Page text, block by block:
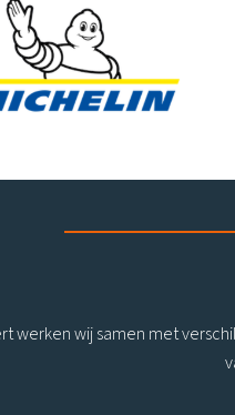
werken wij samen met